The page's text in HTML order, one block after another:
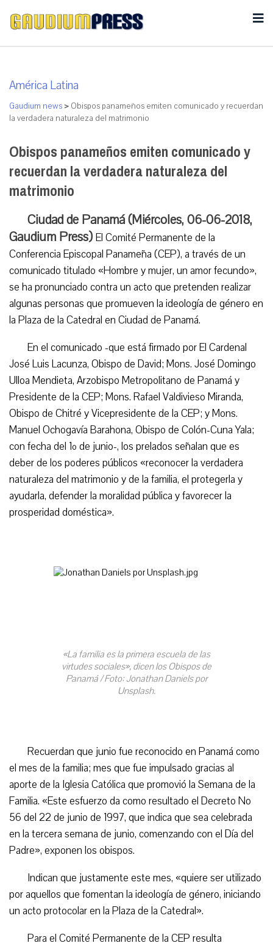
América Latina
Gaudium news > Obispos panameños emiten comunicado y recuerdan
la verdadera naturaleza del matrimonio
Obispos panameños emiten comunicado y
recuerdan la verdadera naturaleza del
matrimonio
Ciudad de Panamá (Miércoles, 06-06-2018,
Gaudium Press) El Comité Permanente de la
Conferencia Episcopal Panameña (CEP), a través de un
comunicado titulado «Hombre y mujer, un amor fecundo»,
se ha pronunciado contra un acto que pretenden realizar
algunas personas que promueven la ideología de género en
la Plaza de la Catedral en Ciudad de Panamá.
En el comunicado -que está firmado por El Cardenal
José Luis Lacunza, Obispo de David; Mons. José Domingo
Ulloa Mendieta, Arzobispo Metropolitano de Panamá y
Presidente de la CEP; Mons. Rafael Valdivieso Miranda,
Obispo de Chitré y Vicepresidente de la CEP; y Mons.
Manuel Ochogavía Barahona, Obispo de Colón-Cuna Yala;
con fecha del 1º de junio-, los prelados señalan que es
deber de los poderes públicos «reconocer la verdadera
naturaleza del matrimonio y de la familia, el protegerla y
ayudarla, defender la moralidad pública y favorecer la
prosperidad doméstica».
«La familia es la primera escuela de las
virtudes sociales», dicen los Obispos de
Panamá / Foto: Jonathan Daniels por
Unsplash.
Recuerdan que junio fue reconocido en Panamá como
el mes de la familia; mes que fue impulsado gracias al
aporte de la Iglesia Católica que promovió la Semana de la
Familia. «Este esfuerzo da como resultado el Decreto No
56 del 22 de junio de 1997, que indica que sea celebrada
en la tercera semana de junio, comenzando con el Día del
Padre», exponen los obispos.
Indican que justamente este mes, «quiere ser utilizado
por aquellos que fomentan la ideología de género, iniciando
un acto protocolar en la Plaza de la Catedral».
Para el Comité Permanente de la CEP resulta